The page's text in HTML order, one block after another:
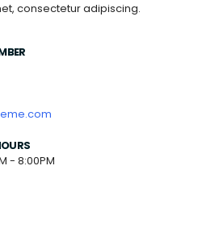
consectetur adipiscing.
- 8:00PM